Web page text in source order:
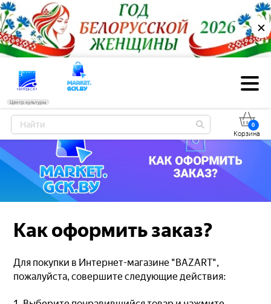
✕
Центр культуры
0
Корзина
Как оформить заказ?
Для покупки в Интернет-магазине "BAZART",
пожалуйста, совершите следующие действия: